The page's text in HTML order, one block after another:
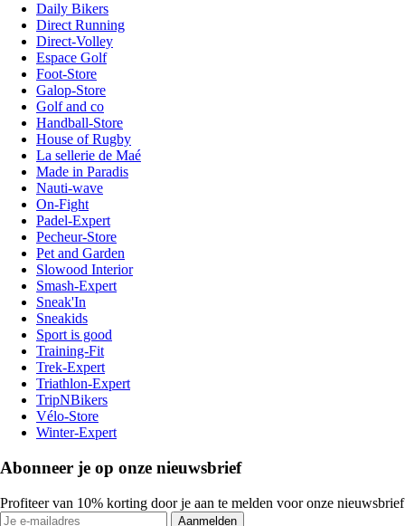
Daily Bikers
Direct Running
Direct-Volley
Espace Golf
Foot-Store
Galop-Store
Golf and co
Handball-Store
House of Rugby
La sellerie de Maé
Made in Paradis
Nauti-wave
On-Fight
Padel-Expert
Pecheur-Store
Pet and Garden
Slowood Interior
Smash-Expert
Sneak'In
Sneakids
Sport is good
Training-Fit
Trek-Expert
Triathlon-Expert
TripNBikers
Vélo-Store
Winter-Expert
Abonneer je op onze nieuwsbrief
Profiteer van 10% korting door je aan te melden voor onze nieuwsbrief
Aanmelden